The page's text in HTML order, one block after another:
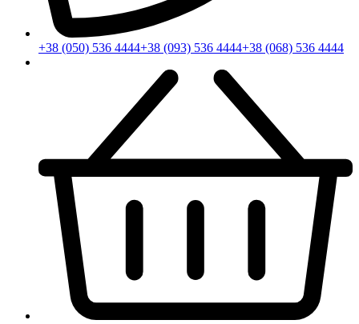
+38 (050) 536 4444+38 (093) 536 4444+38 (068) 536 4444